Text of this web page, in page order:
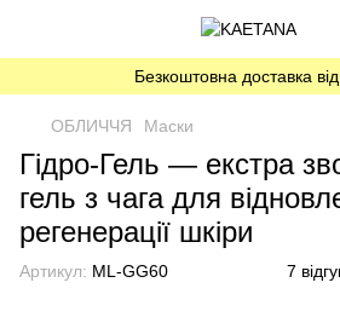
Безкоштовна доставка
ОБЛИЧЧЯ Маски
Гідро-Гель — екстра
гель з чага для
регенерації шкіри
Артикул: ML-GG60 7